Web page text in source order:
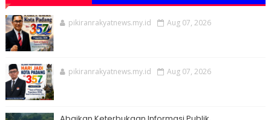
pikiranrakyatnews.my.id Aug 07, 2026
pikiranrakyatnews.my.id Aug 07, 2026